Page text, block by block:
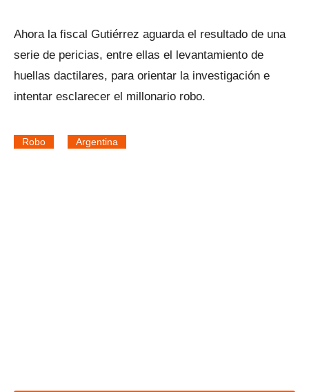
Ahora la fiscal Gutiérrez aguarda el resultado de una
serie de pericias, entre ellas el levantamiento de
huellas dactilares, para orientar la investigación e
intentar esclarecer el millonario robo.
Robo Argentina